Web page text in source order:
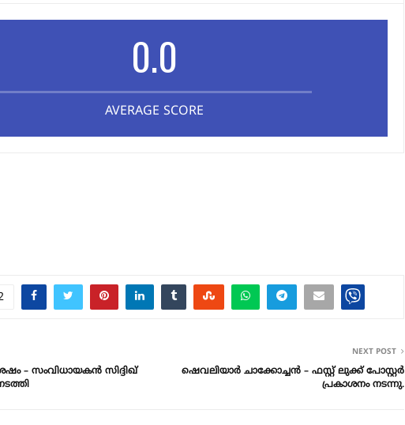
0.0
AVERAGE SCORE
– സംവിധായകൻ സിദ്ദിഖ്
NEXT POST
ഷെവലിയാർ ചാക്കോച്ചൻ – ഫസ്റ്റ് ലുക്ക് പോസ്റ്റർ
പ്രകാശനം നടന്നു.